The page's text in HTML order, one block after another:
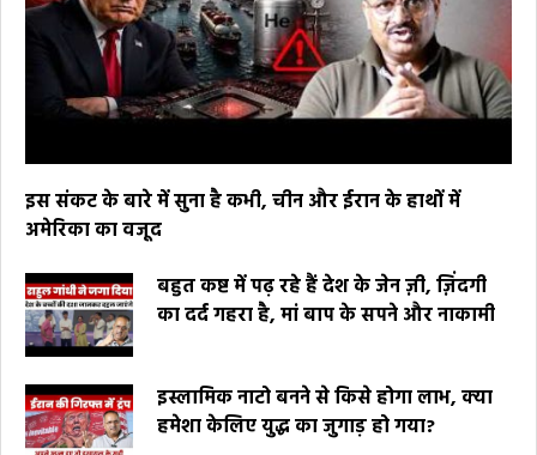
इस संकट के बारे में सुना है कभी, चीन और ईरान के हाथों में
अमेरिका का वजूद
बहुत कष्ट में पढ़ रहे हैं देश के जेन ज़ी, ज़िंदगी
का दर्द गहरा है, मां बाप के सपने और नाकामी
इस्लामिक नाटो बनने से किसे होगा लाभ, क्या
हमेशा केलिए युद्ध का जुगाड़ हो गया?